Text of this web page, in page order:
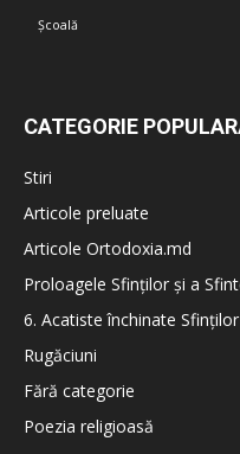
Școală
CATEGORIE
Stiri
Articole preluate
Articole Ortodoxia.md
Proloagele Sfinților și a
6. Acatiste închinate
Rugăciuni
Fără categorie
Poezia religioasă